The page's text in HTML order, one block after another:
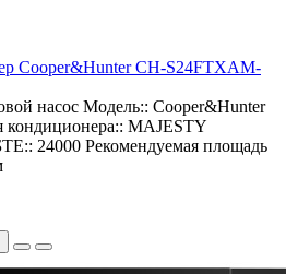
Cooper&Hunter CH-S24FTXAM-
насос Модель:: Cooper&Hunter
кондиционера:: MAJESTY
24000 Рекомендуемая площадь